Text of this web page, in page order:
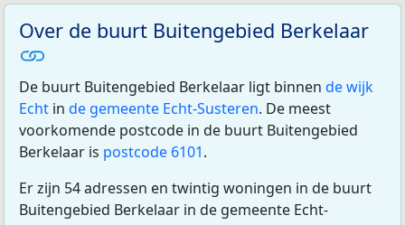
Over de buurt Buitengebied Berkelaar
De buurt Buitengebied Berkelaar ligt binnen de wijk
Echt in de gemeente Echt-Susteren. De meest
voorkomende postcode in de buurt Buitengebied
Berkelaar is postcode 6101.
Er zijn 54 adressen en twintig woningen in de buurt
Buitengebied Berkelaar in de gemeente Echt-